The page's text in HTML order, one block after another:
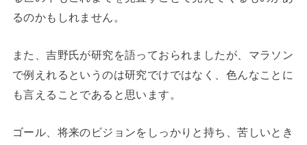
るのかもしれません。
また、吉野氏が研究を語っておられましたが、マラソン
で例えれるというのは研究でけではなく、色んなことに
も言えることであると思います。
ゴール、将来のビジョンをしっかりと持ち、苦しいとき